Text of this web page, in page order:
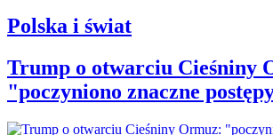
Polska i świat
Trump o otwarciu Cieśniny
"poczyniono znaczne